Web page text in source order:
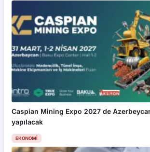
Caspian Mining Expo 2027 de
yapılacak
EKONOMI